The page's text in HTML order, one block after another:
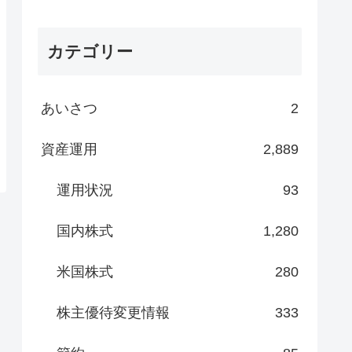
カテゴリー
あいさつ 2
資産運用 2,889
運用状況 93
国内株式 1,280
米国株式 280
株主優待変更情報 333